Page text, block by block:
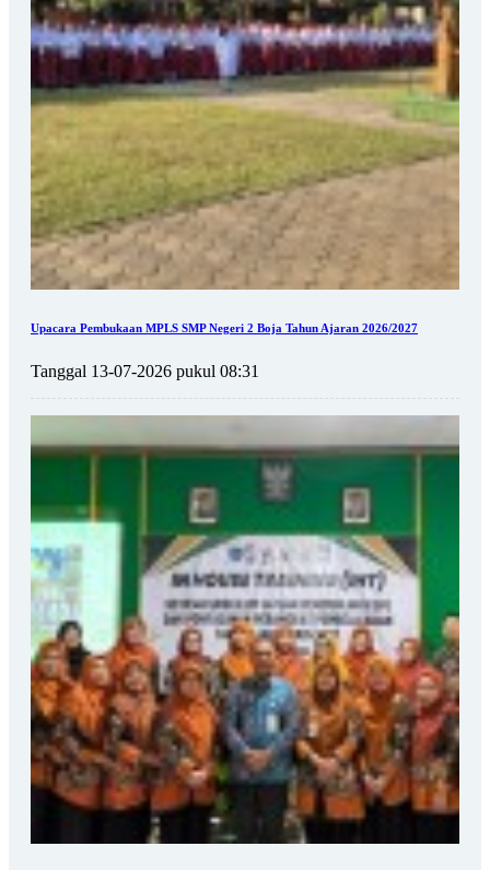
Upacara Pembukaan MPLS SMP Negeri 2 Boja Tahun Ajaran 2026/2027
Tanggal 13-07-2026 pukul 08:31